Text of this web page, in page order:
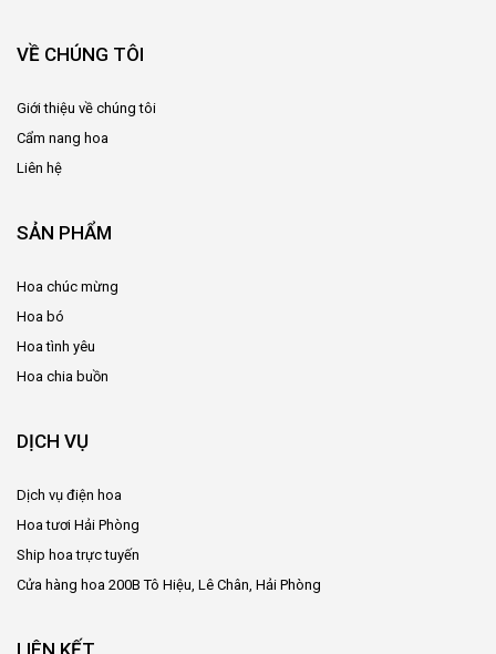
VỀ CHÚNG TÔI
Giới thiệu về chúng tôi
Cẩm nang hoa
Liên hệ
SẢN PHẨM
Hoa chúc mừng
Hoa bó
Hoa tình yêu
Hoa chia buồn
DỊCH VỤ
Dịch vụ điện hoa
Hoa tươi Hải Phòng
Ship hoa trực tuyến
Cửa hàng hoa 200B Tô Hiệu, Lê Chân, Hải Phòng
LIÊN KẾT